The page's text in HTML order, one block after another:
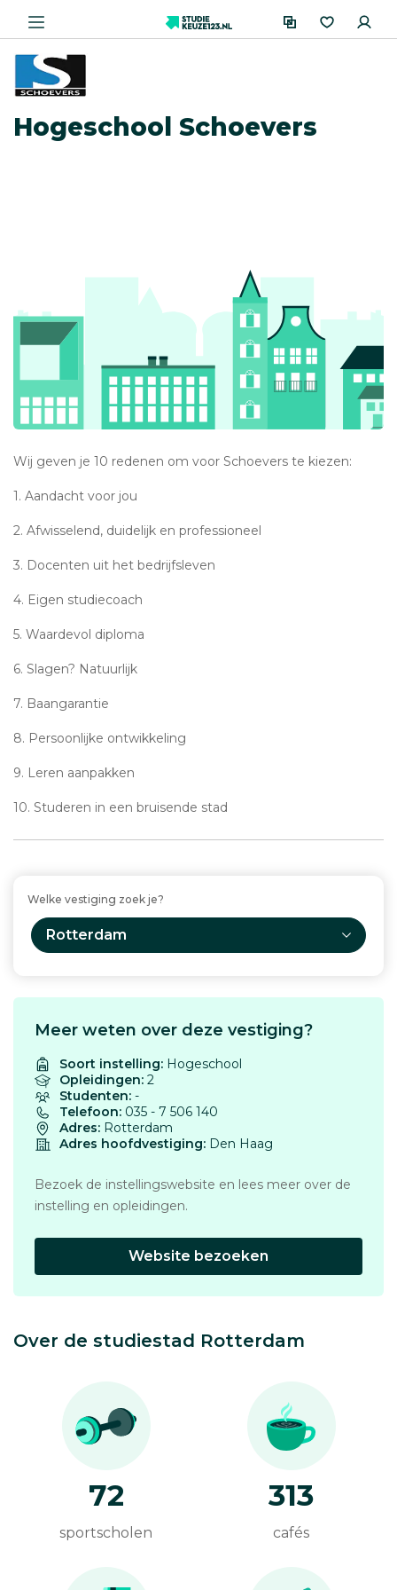
Hogeschool Schoevers
Wij geven je 10 redenen om voor Schoevers te kiezen:
1. Aandacht voor jou
2. Afwisselend, duidelijk en professioneel
3. Docenten uit het bedrijfsleven
4. Eigen studiecoach
5. Waardevol diploma
6. Slagen? Natuurlijk
7. Baangarantie
8. Persoonlijke ontwikkeling
9. Leren aanpakken
10. Studeren in een bruisende stad
Welke vestiging zoek je?
Rotterdam
Meer weten over deze vestiging?
Soort instelling: Hogeschool
Opleidingen: 2
Studenten: -
Telefoon: 035 - 7 506 140
Adres: Rotterdam
Adres hoofdvestiging: Den Haag
Bezoek de instellingswebsite en lees meer over de
instelling en opleidingen.
Website bezoeken
Over de studiestad Rotterdam
72
sportscholen
313
cafés